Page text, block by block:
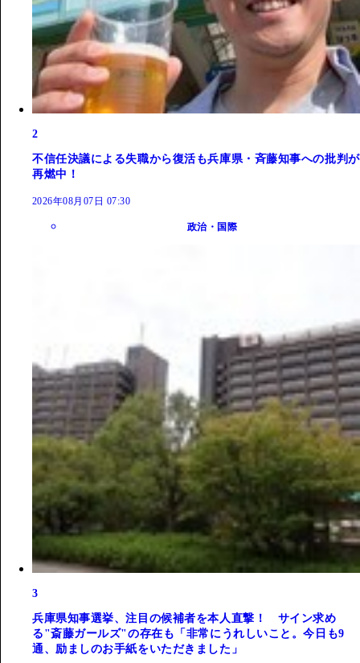
2
不信任決議による失職から復活も兵庫県・斉藤知事への批判が
再燃中！
2026年08月07日 07:30
政治・国際
3
兵庫県知事選挙、注目の候補者を本人直撃！ サイン求め
る"斎藤ガールズ"の存在も「非常にうれしいこと。今日も9
通、励ましのお手紙をいただきました」